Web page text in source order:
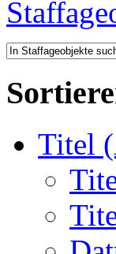
Titel